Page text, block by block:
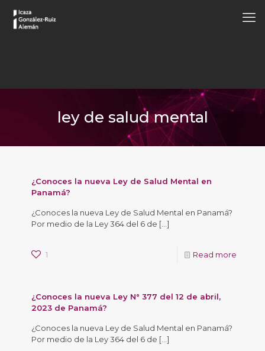
ley de salud mental
¿Conoces la nueva Ley de Salud Mental en
Panamá?
¿Conoces la nueva Ley de Salud Mental en Panamá?
Por medio de la Ley 364 del 6 de […]
1 Read more
¿Conoces la nueva Ley N° 377 del 12 de abril,
2023 de Panamá?
¿Conoces la nueva Ley de Salud Mental en Panamá?
Por medio de la Ley 364 del 6 de […]